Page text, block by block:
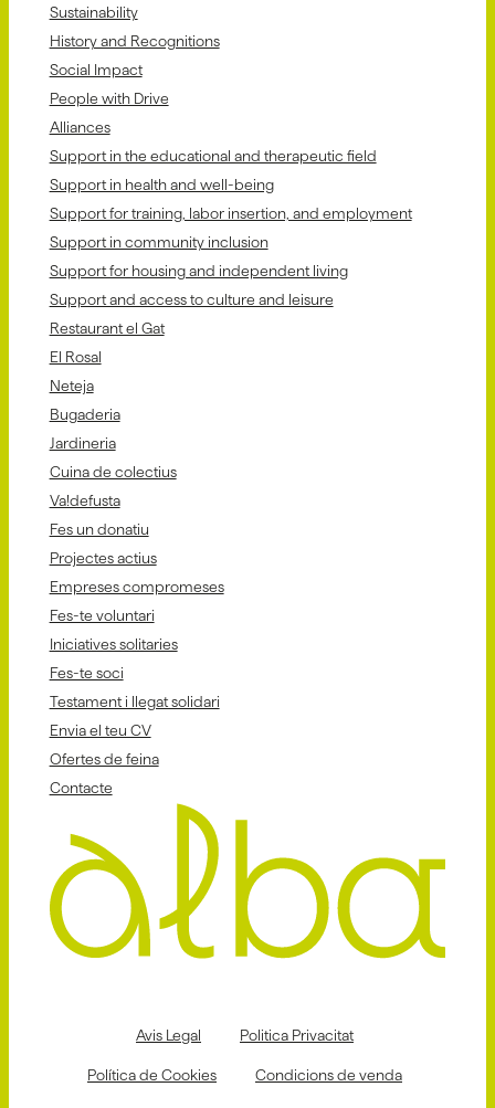
Sustainability
History and Recognitions
Social Impact
People with Drive
Alliances
Support in the educational and therapeutic field
Support in health and well-being
Support for training, labor insertion, and employment
Support in community inclusion
Support for housing and independent living
Support and access to culture and leisure
Restaurant el Gat
El Rosal
Neteja
Bugaderia
Jardineria
Cuina de colectius
Va!defusta
Fes un donatiu
Projectes actius
Empreses compromeses
Fes-te voluntari
Iniciatives solitaries
Fes-te soci
Testament i llegat solidari
Envia el teu CV
Ofertes de feina
Contacte
Avis Legal Politica Privacitat
Política de Cookies Condicions de venda